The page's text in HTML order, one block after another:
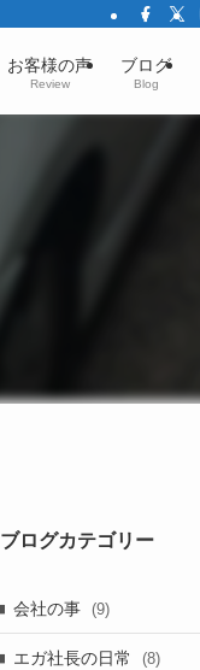
お客様の声
Review
ブログ
Blog
ブログカテゴリー
会社の事 (9)
エガ社長の日常 (8)